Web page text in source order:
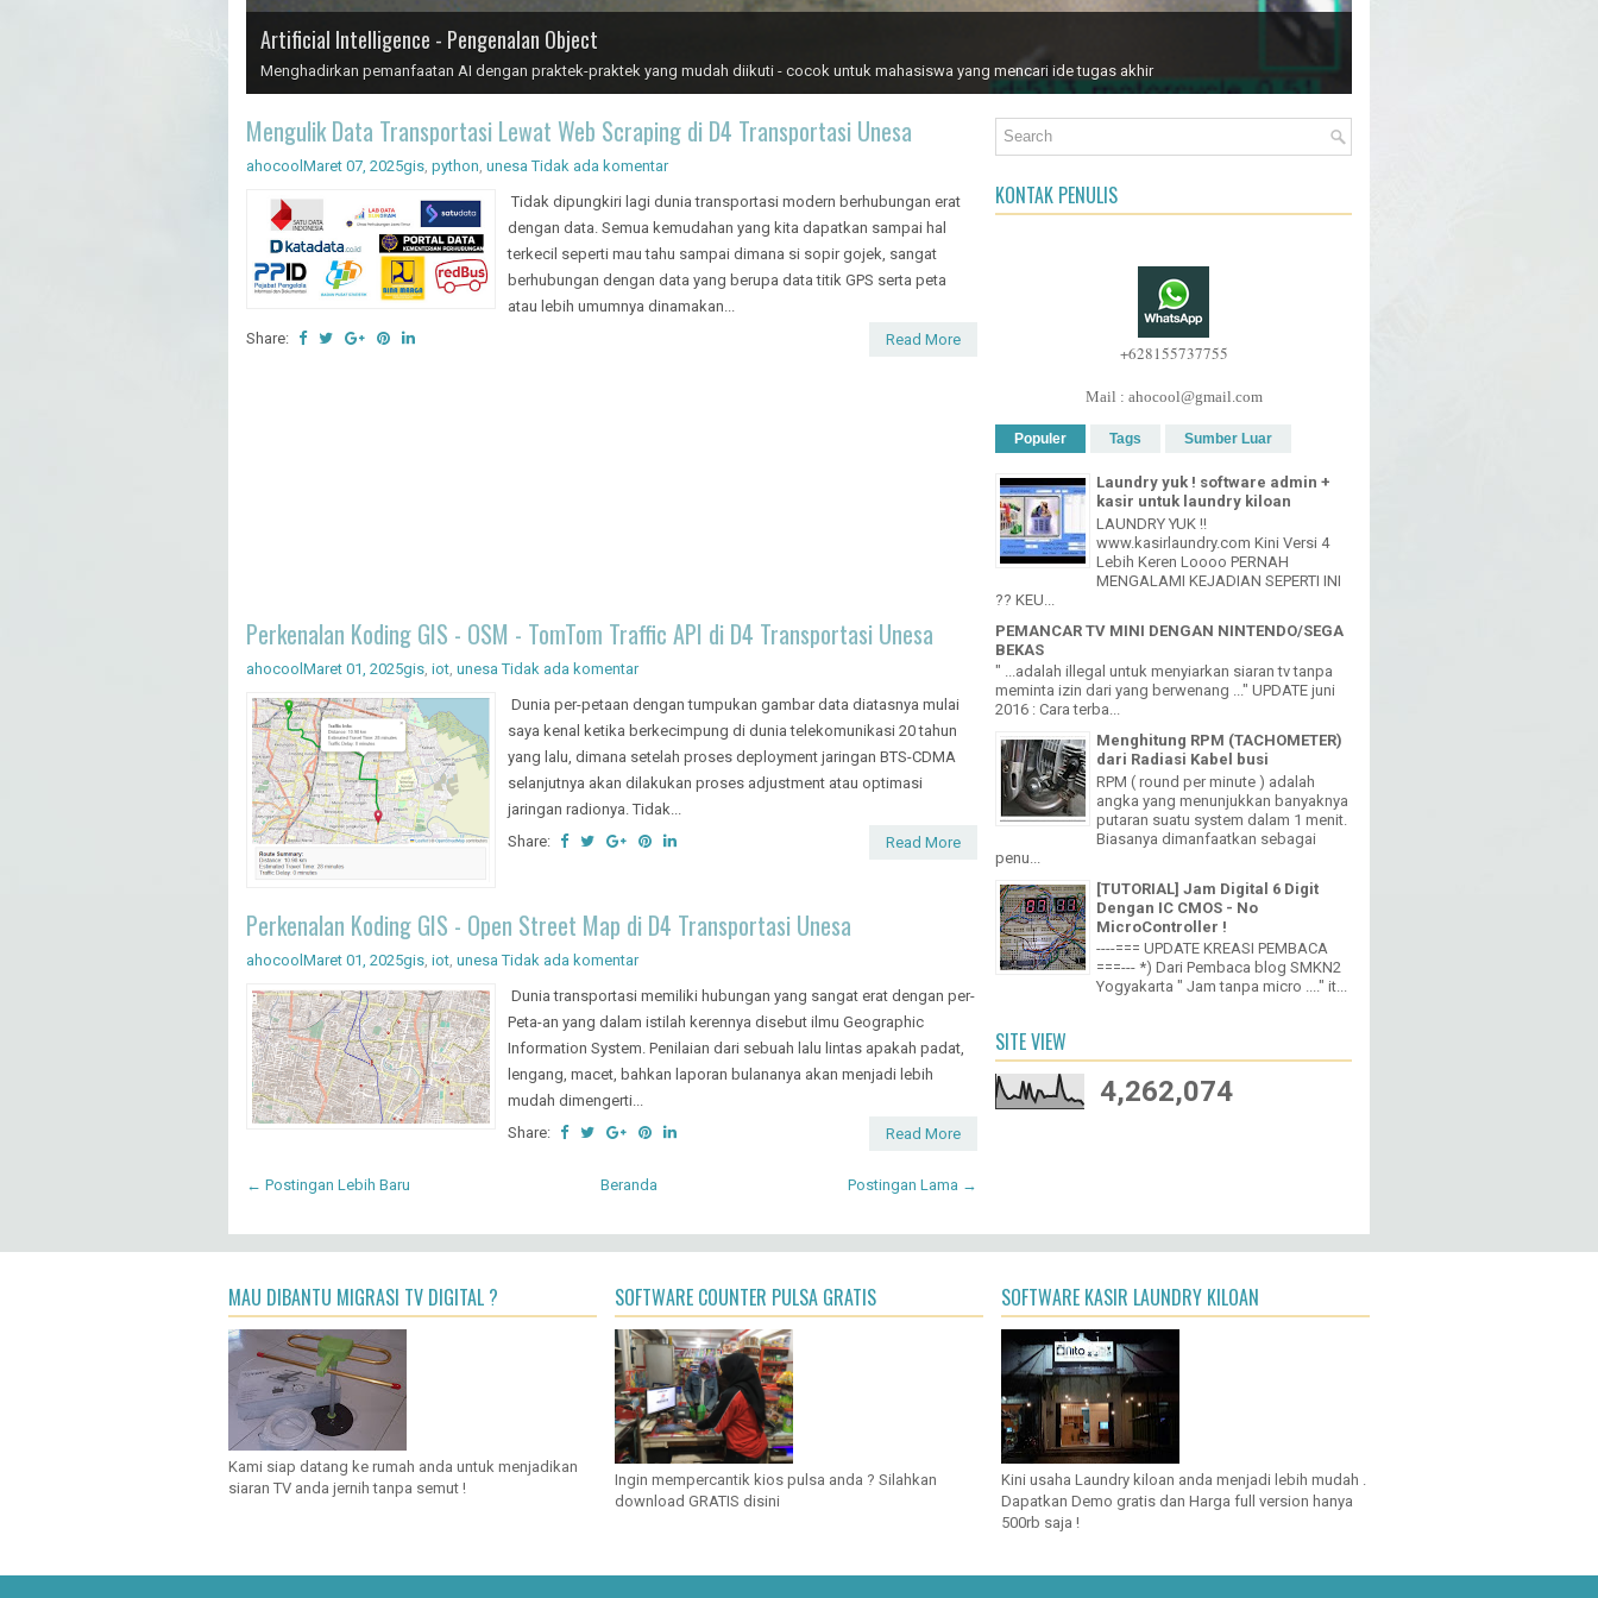
Artificial Intelligence - Pengenalan Object
Menghadirkan pemanfaatan AI dengan praktek-praktek yang mudah diikuti - cocok untuk mahasiswa yang mencari ide tugas akhir
Mengulik Data Transportasi Lewat Web Scraping di D4 Transportasi Unesa
ahocool Maret 07, 2025gis, python, unesa Tidak ada komentar
Tidak dipungkiri lagi dunia transportasi modern berhubungan erat
dengan data. Semua kemudahan yang kita dapatkan sampai hal
terkecil seperti mau tahu sampai dimana si sopir gojek, sangat
berhubungan dengan data yang berupa data titik GPS serta peta
atau lebih umumnya dinamakan...
Share:
Read More
Perkenalan Koding GIS - OSM - TomTom Traffic API di D4 Transportasi Unesa
ahocool Maret 01, 2025gis, iot, unesa Tidak ada komentar
Dunia per-petaan dengan tumpukan gambar data diatasnya mulai
saya kenal ketika berkecimpung di dunia telekomunikasi 20 tahun
yang lalu, dimana setelah proses deployment jaringan BTS-CDMA
selanjutnya akan dilakukan proses adjustment atau optimasi
jaringan radionya. Tidak...
Share:
Read More
Perkenalan Koding GIS - Open Street Map di D4 Transportasi Unesa
ahocool Maret 01, 2025gis, iot, unesa Tidak ada komentar
Dunia transportasi memiliki hubungan yang sangat erat dengan per-
Peta-an yang dalam istilah kerennya disebut ilmu Geographic
Information System. Penilaian dari sebuah lalu lintas apakah padat,
lengang, macet, bahkan laporan bulananya akan menjadi lebih
mudah dimengerti...
Share:
Read More
← Postingan Lebih Baru Postingan Lama →
Beranda
KONTAK PENULIS
+628155737755
Mail : ahocool@gmail.com
Populer Tags Sumber Luar
Laundry yuk ! software admin +
kasir untuk laundry kiloan
LAUNDRY YUK !!
www.kasirlaundry.com Kini Versi 4
Lebih Keren Loooo PERNAH
MENGALAMI KEJADIAN SEPERTI INI
?? KEU...
PEMANCAR TV MINI DENGAN NINTENDO/SEGA
BEKAS
" ...adalah illegal untuk menyiarkan siaran tv tanpa
meminta izin dari yang berwenang ..." UPDATE juni
2016 : Cara terba...
Menghitung RPM (TACHOMETER)
dari Radiasi Kabel busi
RPM ( round per minute ) adalah
angka yang menunjukkan banyaknya
putaran suatu system dalam 1 menit.
Biasanya dimanfaatkan sebagai
penu...
[TUTORIAL] Jam Digital 6 Digit
Dengan IC CMOS - No
MicroController !
----=== UPDATE KREASI PEMBACA
===--- *) Dari Pembaca blog SMKN2
Yogyakarta " Jam tanpa micro ...." it...
SITE VIEW
4,262,074
MAU DIBANTU MIGRASI TV DIGITAL ?
Kami siap datang ke rumah anda untuk menjadikan
siaran TV anda jernih tanpa semut !
SOFTWARE COUNTER PULSA GRATIS
Ingin mempercantik kios pulsa anda ? Silahkan
download GRATIS disini
SOFTWARE KASIR LAUNDRY KILOAN
Kini usaha Laundry kiloan anda menjadi lebih mudah .
Dapatkan Demo gratis dan Harga full version hanya
500rb saja !